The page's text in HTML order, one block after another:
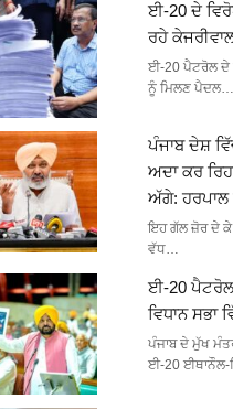
ਈ-20 ਦੇ
ਰਹੇ
ਈ-20 ਪੈਟਰੋਲ ਦੇ
ਨੂੰ ਮਿਲਣ ਪੈਦਲ…
ਪੰਜਾਬ ਦੇਸ਼
ਅਦਾ ਕਰ
ਅੱਗੇ: ਹਰਪਾਲ
ਇਹ ਗੱਲ ਜ਼ੋਰ ਦੇ ਕੇ
ਵੱਧ…
ਈ-20 ਪੈਟਰੋਲ
ਵਿਧਾਨ ਸਭਾ
ਪੰਜਾਬ ਦੇ ਮੁੱਖ
ਈ-20